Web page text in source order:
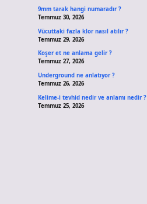
9mm tarak hangi numaradır ?
Temmuz 30, 2026
Vücuttaki fazla klor nasıl atılır ?
Temmuz 29, 2026
Koşer et ne anlama gelir ?
Temmuz 27, 2026
Underground ne anlatıyor ?
Temmuz 26, 2026
Kelime-i tevhid nedir ve anlamı nedir ?
Temmuz 25, 2026